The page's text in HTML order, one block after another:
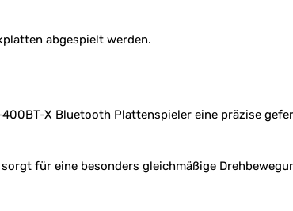
abgespielt werden.
X Bluetooth Plattenspieler eine präzise
für eine besonders gleichmäßige